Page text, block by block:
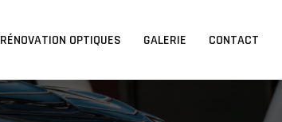
RÉNOVATION OPTIQUES GALERIE CONTACT